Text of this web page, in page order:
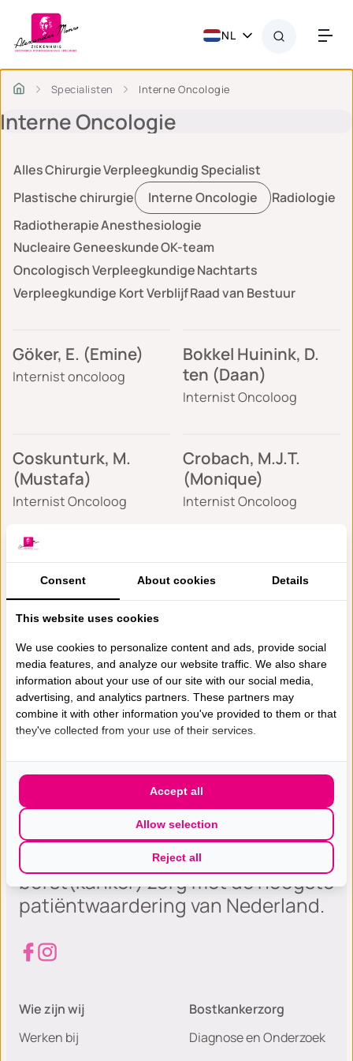
NL
Specialisten Interne Oncologie
Interne Oncologie
AllesChirurgieVerpleegkundig Specialist
Plastische chirurgie
Interne Oncologie
Radiologie
RadiotherapieAnesthesiologie
Nucleaire GeneeskundeOK-team
Oncologisch VerpleegkundigeNachtarts
Verpleegkundige Kort VerblijfRaad van Bestuur
Göker, E. (Emine)
Internist oncoloog
Bokkel Huinink, D.
ten (Daan)
Internist Oncoloog
Coskunturk, M.
(Mustafa)
Internist Oncoloog
Crobach, M.J.T.
(Monique)
Internist Oncoloog
Tucker, M.M.B.
(Monique)
Medisch oncoloog &
algemeen internist
Van den Boogerd, S.
(Sophia)
Internist Oncoloog
Gespecialiseerde excellente
borst(kanker) zorg met de hoogste
patiëntwaardering van Nederland.
Wie zijn wij
Werken bij
Bostkankerzorg
Diagnose en Onderzoek
Consent About cookies Details
This website uses cookies
We use cookies to personalize content and ads, provide social
media features, and analyze our website traffic. We also share
information about your use of our site with our social media,
advertising, and analytics partners. These partners may
combine it with other information you've provided to them or that
they've collected from your use of their services.
Reject all
Allow selection
Accept all